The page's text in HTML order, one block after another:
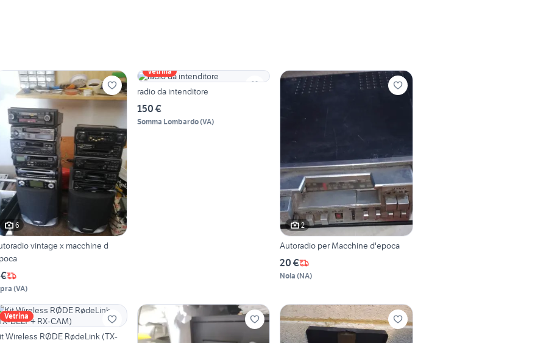
6
vintage x macchine d
(VA)
Vetrina
radio da intenditore
150 €
Somma Lombardo(VA)
2
Autoradio per Macchine d'epoca
20 €
Nola (NA)
Vetrina
Wireless RØDE RødeLink (TX-